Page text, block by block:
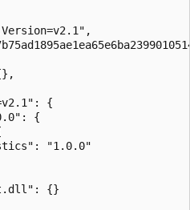
{
{
"1.0.0"
{}